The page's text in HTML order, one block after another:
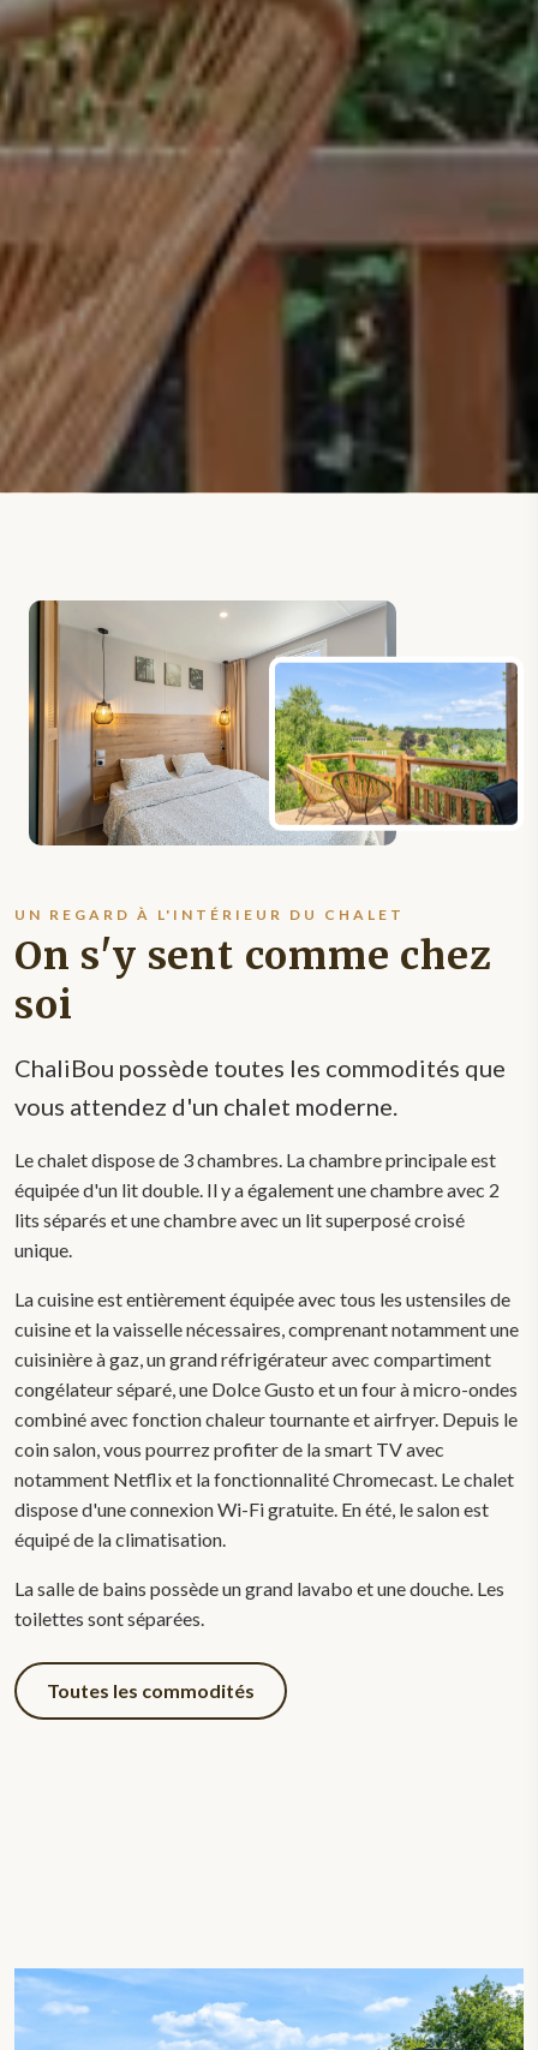
UN REGARD À L'INTÉRIEUR DU CHALET
On s'y sent comme chez
soi
ChaliBou possède toutes les commodités que
vous attendez d'un chalet moderne.
Le chalet dispose de 3 chambres. La chambre principale est
équipée d'un lit double. Il y a également une chambre avec 2
lits séparés et une chambre avec un lit superposé croisé
unique.
La cuisine est entièrement équipée avec tous les ustensiles de
cuisine et la vaisselle nécessaires, comprenant notamment une
cuisinière à gaz, un grand réfrigérateur avec compartiment
congélateur séparé, une Dolce Gusto et un four à micro-ondes
combiné avec fonction chaleur tournante et airfryer. Depuis le
coin salon, vous pourrez profiter de la smart TV avec
notamment Netflix et la fonctionnalité Chromecast. Le chalet
dispose d'une connexion Wi-Fi gratuite. En été, le salon est
équipé de la climatisation.
La salle de bains possède un grand lavabo et une douche. Les
toilettes sont séparées.
Toutes les commodités